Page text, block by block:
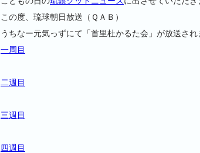
この度、琉球朝日放送（ＱＡＢ）
うちなー元気っずにて「首里杜かるた会」が放送され
一周目
二週目
三週目
四週目